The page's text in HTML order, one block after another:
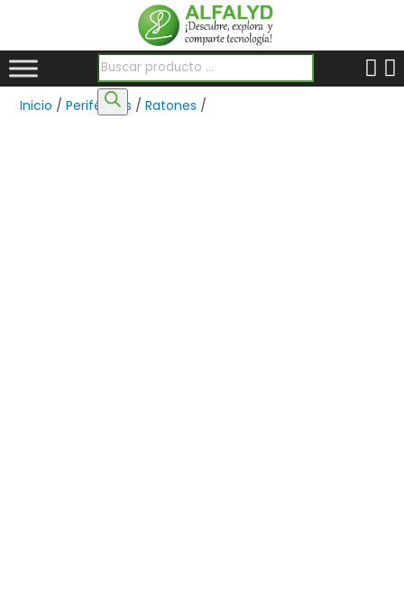
Búsqueda de productos
Inicio /Periféricos /Ratones /